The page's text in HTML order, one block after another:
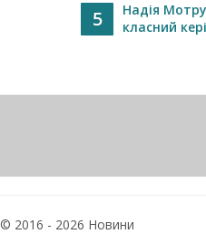
5
Надія
класний
© 2016 - 2026 Новини